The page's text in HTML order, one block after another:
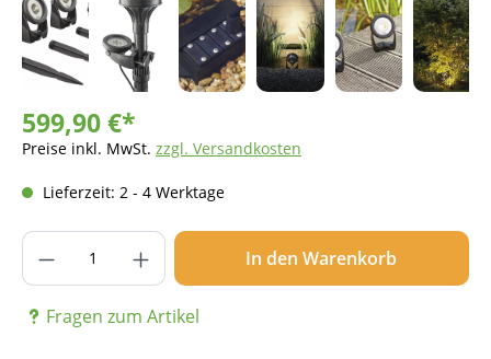
599,90 €*
Preise inkl. MwSt. zzgl. Versandkosten
Lieferzeit: 2 - 4 Werktage
Produkt Anzahl: Gib den gewünschten
In den Warenkorb
Fragen zum Artikel